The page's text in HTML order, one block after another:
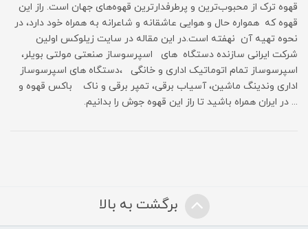
قهوه ترک از محبوب‌ترین و پرطرفدارترین قهوه‌های جهان است. راز این
قهوه که همواره حال و هوایی عاشقانه و شاعرانه به همراه خود دارد، در
نحوه تهیه آن نهفته است.در این مقاله در سایت زیلوکس اولین
شرکت ایرانی سازنده دستگاه های اسپرسوساز صنعتی مولتی بویلر،
اسپرسوساز تمام اتوماتیک اداری و خانگی ،دستگاه های اسپرسوساز
اداری وندینگ ماشین، آسیاب برقی، تمپر برقی و ناک باکس قهوه و
... در ایران همراه باشید تا راز این قهوه جوش را بدانیم.
برگشت به بالا